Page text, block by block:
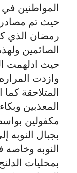
المواطنين في
حيث تم
رمضان الذي
الصائمين
حيث ادلهمت
وازدت
المتلاحقة
المعذبين
مكفولين
بجبال النوبه
النوبه
بمحليات